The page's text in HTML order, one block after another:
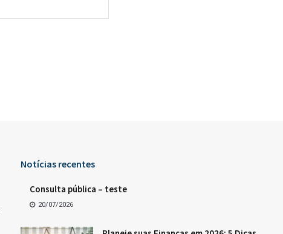
Notícias recentes
Consulta pública – teste
20/07/2026